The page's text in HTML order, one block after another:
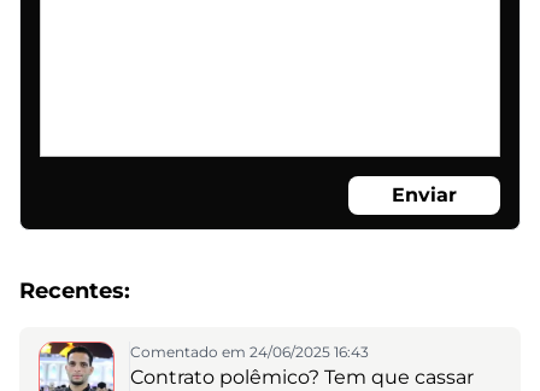
Enviar
Recentes:
Comentado em 24/06/2025 16:43
Contrato polêmico? Tem que cassar